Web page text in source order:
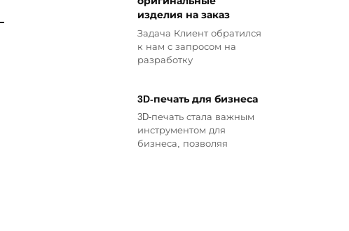
изделия на заказ
Задача Клиент обратился
к нам с запросом на
разработку
3D-печать для бизнеса
3D-печать стала важным
инструментом для
бизнеса, позволяя